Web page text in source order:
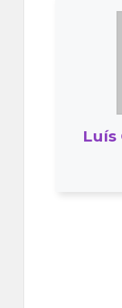
Luís